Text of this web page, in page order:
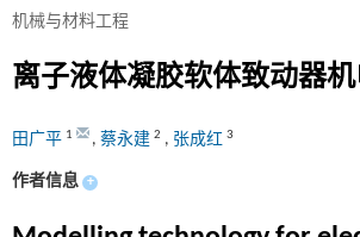
机械与材料工程
离子液体凝胶软体致动器
田广平 1 , 蔡永建 2 , 张成红 3
作者信息 +